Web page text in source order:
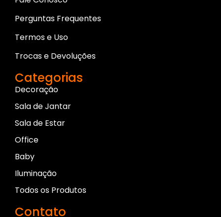
Perguntas Frequentes
Termos e Uso
Trocas e Devoluções
Categorias
Decoração
Sala de Jantar
Sala de Estar
Office
Baby
Iluminação
Todos os Produtos
Contato